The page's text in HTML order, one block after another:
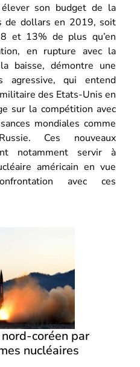
son budget de la
de dollars en 2019, soit
et 13% de plus qu’en
en rupture avec la
baisse, démontre une
agressive, qui entend
des Etats-Unis en
sur la compétition avec
mondiales comme
Ces nouveaux
notamment servir à
américain en vue
avec ces
coréen par
nucléaires